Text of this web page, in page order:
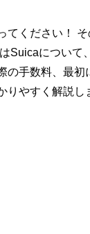
てください！
Suicaについて
の手数料、最初
りやすく解説し